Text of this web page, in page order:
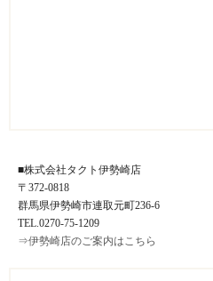
■株式会社タクト伊勢崎店
〒372-0818
群馬県伊勢崎市連取元町236-6
TEL.0270-75-1209
⇒伊勢崎店のご案内はこちら